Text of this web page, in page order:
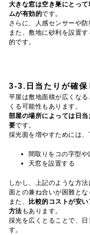
大きな窓は空き巣にとっ
ムが有効的です。
さらに、人感センサーや
また、敷地に砂利を設置
的です。
3-3.日当たりが確保
平屋は敷地面積が広くな
くる可能性もあります。
部屋の場所によっては日
要です。
採光面を増やすためには、
間取りをコの字型
天窓を設置する
しかし、上記のような方
面との兼ね合いが困難とな
また、
比較的コストが安
方法もあります。
採光を広くとることで、
す。